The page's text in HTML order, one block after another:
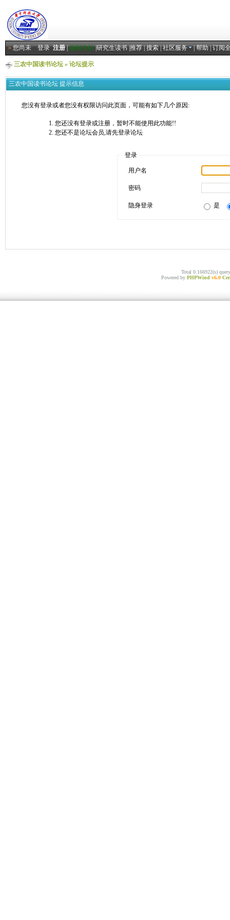
»您尚未登录 注册|返回主站|研究生读书|推荐|搜索|社区服务 |帮助|订阅
三农中国读书论坛» 论坛提示
三农中国读书论坛 提示信息
您没有登录或者您没有权限访问此页面，可能有如下几个原因:
您还没有登录或注册，暂时不能使用此功能!!
您还不是论坛会员,请先登录论坛
登录
用户名
密码
隐身登录 是
Total 0.166922(s)
Powered by PHPWind v6.0